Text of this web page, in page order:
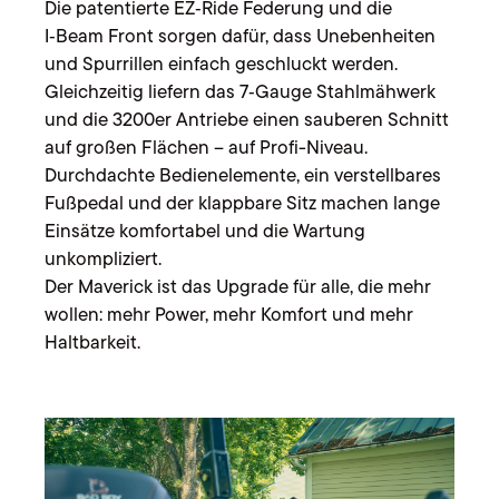
Die patentierte EZ‑Ride Federung und die
I‑Beam Front sorgen dafür, dass Unebenheiten
und Spurrillen einfach geschluckt werden.
Gleichzeitig liefern das 7‑Gauge Stahlmähwerk
und die 3200er Antriebe einen sauberen Schnitt
auf großen Flächen – auf Profi-Niveau.
Durchdachte Bedienelemente, ein verstellbares
Fußpedal und der klappbare Sitz machen lange
Einsätze komfortabel und die Wartung
unkompliziert.
Der Maverick ist das Upgrade für alle, die mehr
wollen: mehr Power, mehr Komfort und mehr
Haltbarkeit.